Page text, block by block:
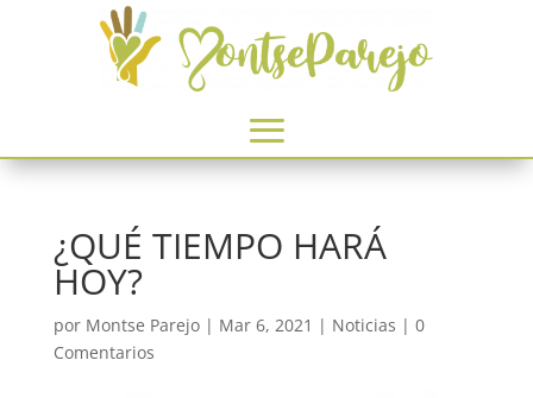
¿QUÉ TIEMPO HARÁ
HOY?
por Montse Parejo| Mar 6, 2021 | Noticias | 0
Comentarios